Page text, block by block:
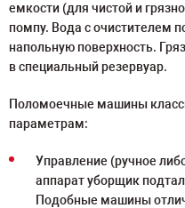
емкости (для чистой и
помпу. Вода с очистителем
напольную поверхность.
в специальный резервуар.
Поломоечные машины
параметрам:
Управление (ручное
аппарат уборщик
Подобные машины